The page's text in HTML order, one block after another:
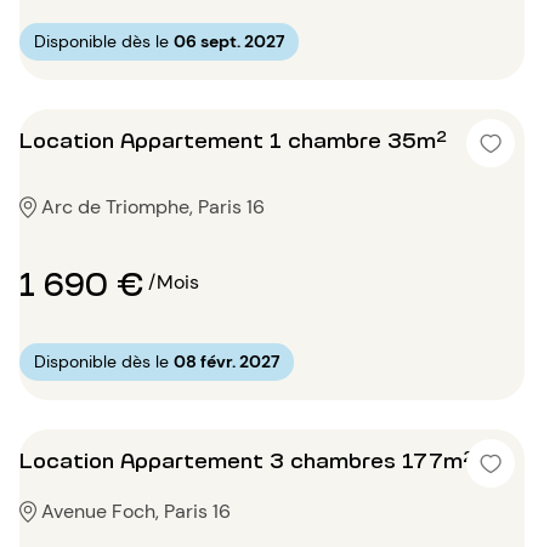
Disponible dès le 06 sept. 2027
Location Appartement 1 chambre 35m²
Arc de Triomphe, Paris 16
1 690 €/Mois
Disponible dès le 08 févr. 2027
Location Appartement 3 chambres 177m²
Avenue Foch, Paris 16